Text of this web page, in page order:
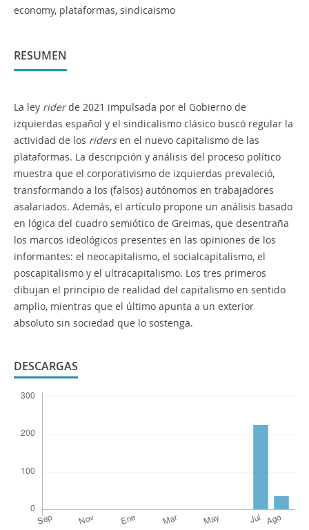
economy, plataformas, sindicaismo
RESUMEN
La ley riderde 2021 impulsada por el Gobierno de
izquierdas español y el sindicalismo clásico buscó regular la
actividad de los ridersen el nuevo capitalismo de las
plataformas. La descripción y análisis del proceso político
muestra que el corporativismo de izquierdas prevaleció,
transformando a los (falsos) autónomos en trabajadores
asalariados. Además, el artículo propone un análisis basado
en lógica del cuadro semiótico de Greimas, que desentraña
los marcos ideológicos presentes en las opiniones de los
informantes: el neocapitalismo, el socialcapitalismo, el
poscapitalismo y el ultracapitalismo. Los tres primeros
dibujan el principio de realidad del capitalismo en sentido
amplio, mientras que el último apunta a un exterior
absoluto sin sociedad que lo sostenga.
DESCARGAS